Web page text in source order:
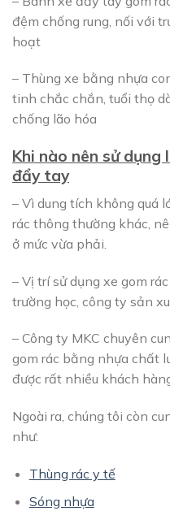
đệm chống rung, nối với
hoạt
– Thùng xe bằng nhựa
tinh chắc chắn, tuổi thọ
chống lão hóa
Khi nào nên sử
đẩy tay
– Vì dung tích không quá
rác thông thường khác,
ở mức vừa phải.
– Vị trí sử dụng xe gom
trường học, công ty sản
– Công ty MKC chuyên
gom rác bằng nhựa chất
được rất nhiều khách
Ngoài ra, chúng tôi còn
như:
Thùng rác y tế
Sóng nhựa